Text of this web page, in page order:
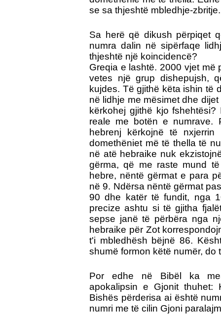
se sa thjeshtë mbledhje-
Sa herë që dikush përpiqet
numra dalin në sipërfaqe
thjeshtë një koincidencë?
Greqia e lashtë. 2000 vjet më
vetes një grup dishepujsh,
kujdes. Të gjithë këta ishin të
në lidhje me mësimet dhe
kërkohej gjithë kjo
reale me botën e numrave.
hebrenj kërkojnë të
domethëniet më të thella të
në atë hebraike nuk
gërma, që me raste mund
hebre, nëntë gërmat e para
në 9. Ndërsa nëntë gërmat
90 dhe katër të fundit, nga
precize ashtu si të gjitha
sepse janë të përbëra nga
hebraike për Zot
t'i mbledhësh bëjnë 86.
shumë formon këtë numër, do
Por edhe në Bibël ka
apokalipsin e Gjonit
Bishës përderisa ai është
numri me të cilin Gjoni